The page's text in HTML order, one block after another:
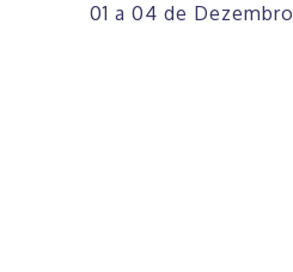
01 a 04 de Dezembro